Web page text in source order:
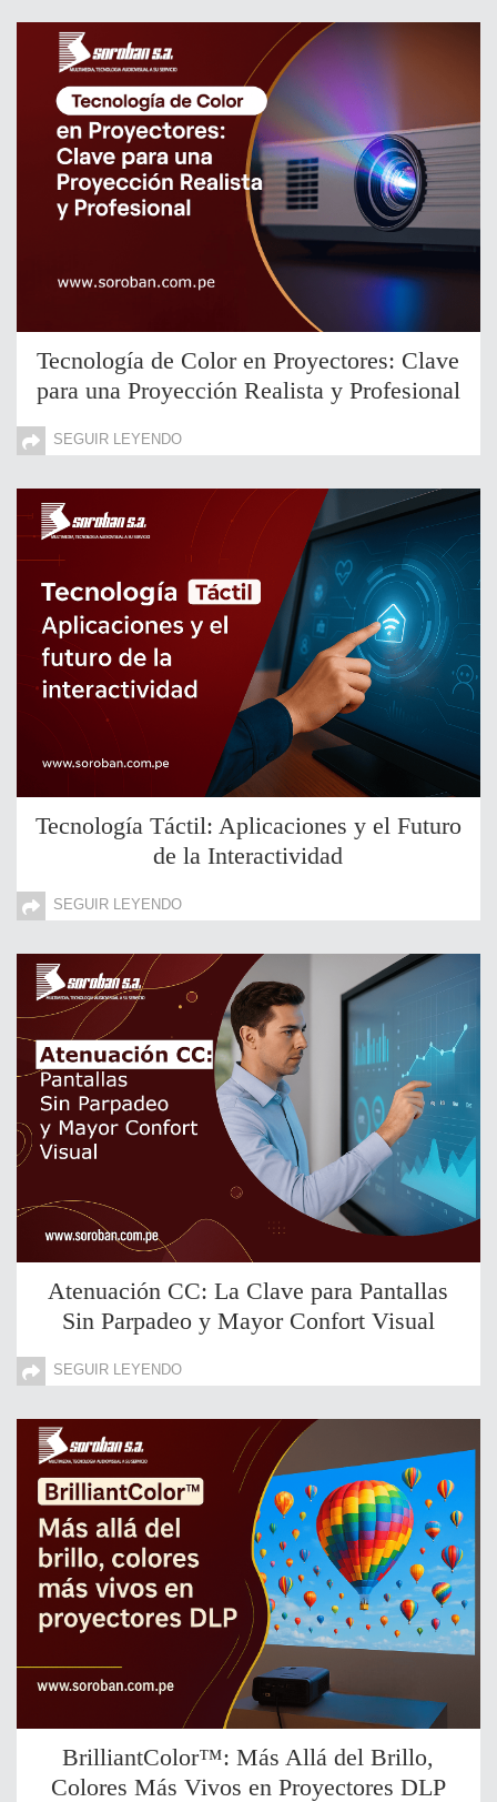
Tecnología de Color en Proyectores: Clave
para una Proyección Realista y Profesional
SEGUIR LEYENDO
Tecnología Táctil: Aplicaciones y el Futuro
de la Interactividad
SEGUIR LEYENDO
Atenuación CC: La Clave para Pantallas
Sin Parpadeo y Mayor Confort Visual
SEGUIR LEYENDO
BrilliantColor™: Más Allá del Brillo,
Colores Más Vivos en Proyectores DLP